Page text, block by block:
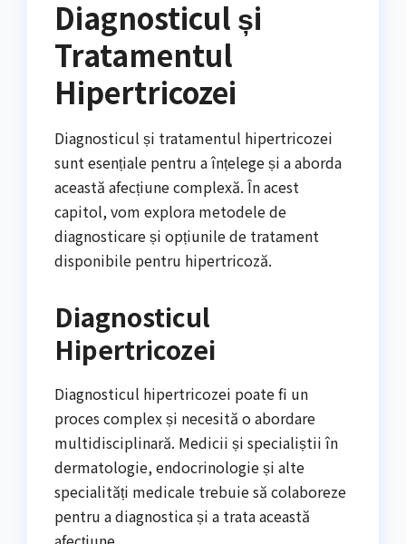
Diagnosticul și
Tratamentul
Hipertricozei
Diagnosticul și tratamentul hipertricozei
sunt esențiale pentru a înțelege și a aborda
această afecțiune complexă. În acest
capitol, vom explora metodele de
diagnosticare și opțiunile de tratament
disponibile pentru hipertricoză.
Diagnosticul
Hipertricozei
Diagnosticul hipertricozei poate fi un
proces complex și necesită o abordare
multidisciplinară. Medicii și specialiștii în
dermatologie, endocrinologie și alte
specialități medicale trebuie să colaboreze
pentru a diagnostica și a trata această